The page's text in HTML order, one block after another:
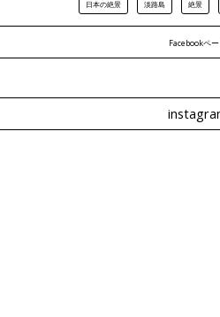
日本の絶景 淡路島 絶景
Facebookペ